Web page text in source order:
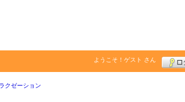
ようこそ！ ゲスト さん
クゼーション